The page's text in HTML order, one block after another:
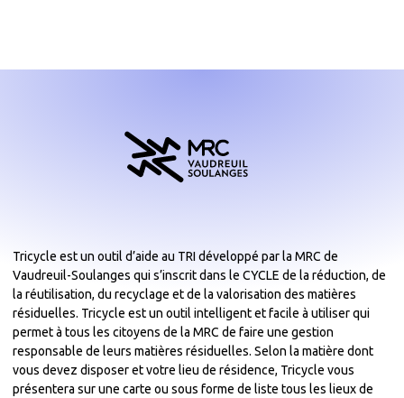
Tricycle est un outil d’aide au TRI développé par la MRC de
Vaudreuil-Soulanges qui s’inscrit dans le CYCLE de la réduction, de
la réutilisation, du recyclage et de la valorisation des matières
résiduelles. Tricycle est un outil intelligent et facile à utiliser qui
permet à tous les citoyens de la MRC de faire une gestion
responsable de leurs matières résiduelles. Selon la matière dont
vous devez disposer et votre lieu de résidence, Tricycle vous
présentera sur une carte ou sous forme de liste tous les lieux de